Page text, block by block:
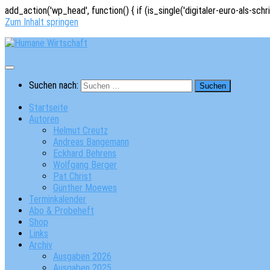
add_action('wp_head', function() { if (is_single('digitaler-euro-als-
Zum Inhalt springen
Suchen nach:
Startseite
Autoren
Helmut Creutz
Andreas Bangemann
Eckhard Behrens
Wolfgang Berger
Pat Christ
Günther Moewes
Terminkalender
Abo & Probeheft
Shop
Links
Archiv
Ausgaben 2026